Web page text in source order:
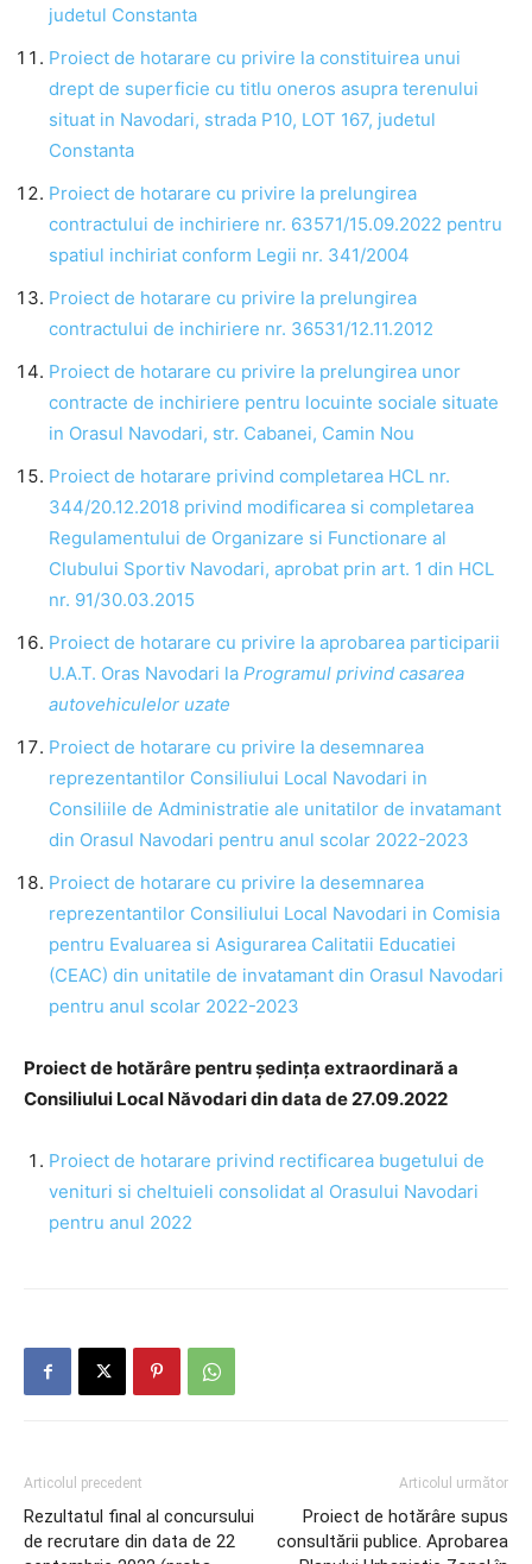
judetul Constanta
Proiect de hotarare cu privire la constituirea unui
drept de superficie cu titlu oneros asupra terenului
situat in Navodari, strada P10, LOT 167, judetul
Constanta
Proiect de hotarare cu privire la prelungirea
contractului de inchiriere nr. 63571/15.09.2022 pentru
spatiul inchiriat conform Legii nr. 341/2004
Proiect de hotarare cu privire la prelungirea
contractului de inchiriere nr. 36531/12.11.2012
Proiect de hotarare cu privire la prelungirea unor
contracte de inchiriere pentru locuinte sociale situate
in Orasul Navodari, str. Cabanei, Camin Nou
Proiect de hotarare privind completarea HCL nr.
344/20.12.2018 privind modificarea si completarea
Regulamentului de Organizare si Functionare al
Clubului Sportiv Navodari, aprobat prin art. 1 din HCL
nr. 91/30.03.2015
Proiect de hotarare cu privire la aprobarea participarii
U.A.T. Oras Navodari la Programul privind casarea
autovehiculelor uzate
Proiect de hotarare cu privire la desemnarea
reprezentantilor Consiliului Local Navodari in
Consiliile de Administratie ale unitatilor de invatamant
din Orasul Navodari pentru anul scolar 2022-2023
Proiect de hotarare cu privire la desemnarea
reprezentantilor Consiliului Local Navodari in Comisia
pentru Evaluarea si Asigurarea Calitatii Educatiei
(CEAC) din unitatile de invatamant din Orasul Navodari
pentru anul scolar 2022-2023
Proiect de hotărâre pentru ședința extraordinară a
Consiliului Local Năvodari din data de 27.09.2022
Proiect de hotarare privind rectificarea bugetului de
venituri si cheltuieli consolidat al Orasului Navodari
pentru anul 2022
Articolul precedent
Rezultatul final al concursului
de recrutare din data de 22
Articolul următor
Proiect de hotărâre supus
consultării publice. Aprobarea